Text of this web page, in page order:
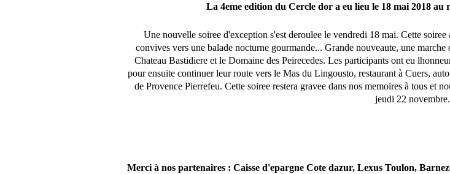
La 4eme edition du Cercle dor a eu lieu le 18 mai 2018
Une nouvelle soiree d'exception s'est deroulee le vendredi 18 mai. Cette
convives vers une balade nocturne gourmande... Grande nouveaute, une
Chateau Bastidiere et le Domaine des Peirecedes. Les participants ont eu
pour ensuite continuer leur route vers le Mas du Lingousto, restaurant à Cuers,
de Provence Pierrefeu. Cette soiree restera gravee dans nos memoires à tous et
jeudi 22 novembre.
Merci à nos partenaires : Caisse d'epargne Cote dazur, Lexus Toulon,